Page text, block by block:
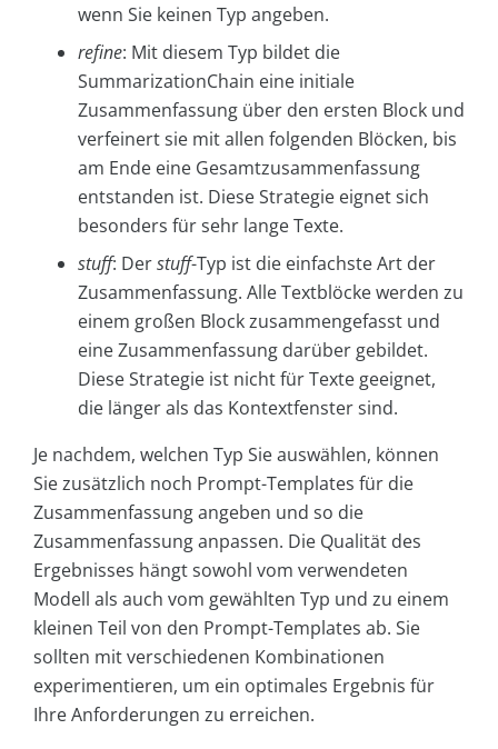
wenn Sie keinen Typ angeben.
refine: Mit diesem Typ bildet die
SummarizationChain eine initiale
Zusammenfassung über den ersten Block und
verfeinert sie mit allen folgenden Blöcken, bis
am Ende eine Gesamtzusammenfassung
entstanden ist. Diese Strategie eignet sich
besonders für sehr lange Texte.
stuff: Derstuff-Typ ist die einfachste Art der
Zusammenfassung. Alle Textblöcke werden zu
einem großen Block zusammengefasst und
eine Zusammenfassung darüber gebildet.
Diese Strategie ist nicht für Texte geeignet,
die länger als das Kontextfenster sind.
Je nachdem, welchen Typ Sie auswählen, können
Sie zusätzlich noch Prompt-Templates für die
Zusammenfassung angeben und so die
Zusammenfassung anpassen. Die Qualität des
Ergebnisses hängt sowohl vom verwendeten
Modell als auch vom gewählten Typ und zu einem
kleinen Teil von den Prompt-Templates ab. Sie
sollten mit verschiedenen Kombinationen
experimentieren, um ein optimales Ergebnis für
Ihre Anforderungen zu erreichen.